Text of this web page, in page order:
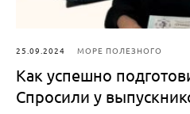
25.09.2024 МОРЕ ПОЛЕЗНОГО
Как успешно
Спросили у